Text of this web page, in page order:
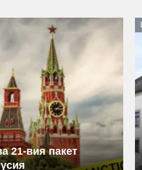
21-вия пакет